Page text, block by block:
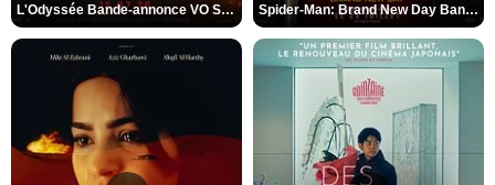
L'Odyssée Bande-annonce VO STFR Spider-Man: Brand New Day Bande-annonce VO STFR